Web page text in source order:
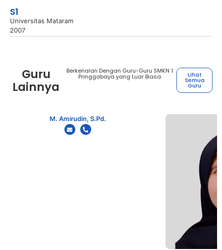
S1
Universitas Mataram
2007
Guru
Lainnya
Berkenalan Dengan Guru-Guru SMKN 1
Pringgabaya yang Luar Biasa Lihat
Semua
Guru
M. Amirudin, S.Pd.